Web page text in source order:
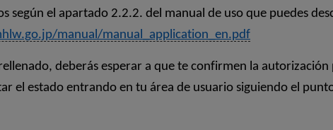
según el apartado 2.2.2. del manual de uso que puedes
manual/manual_application_en.pdf
deberás esperar a que te confirmen la autorización
el estado entrando en tu área de usuario siguiendo el